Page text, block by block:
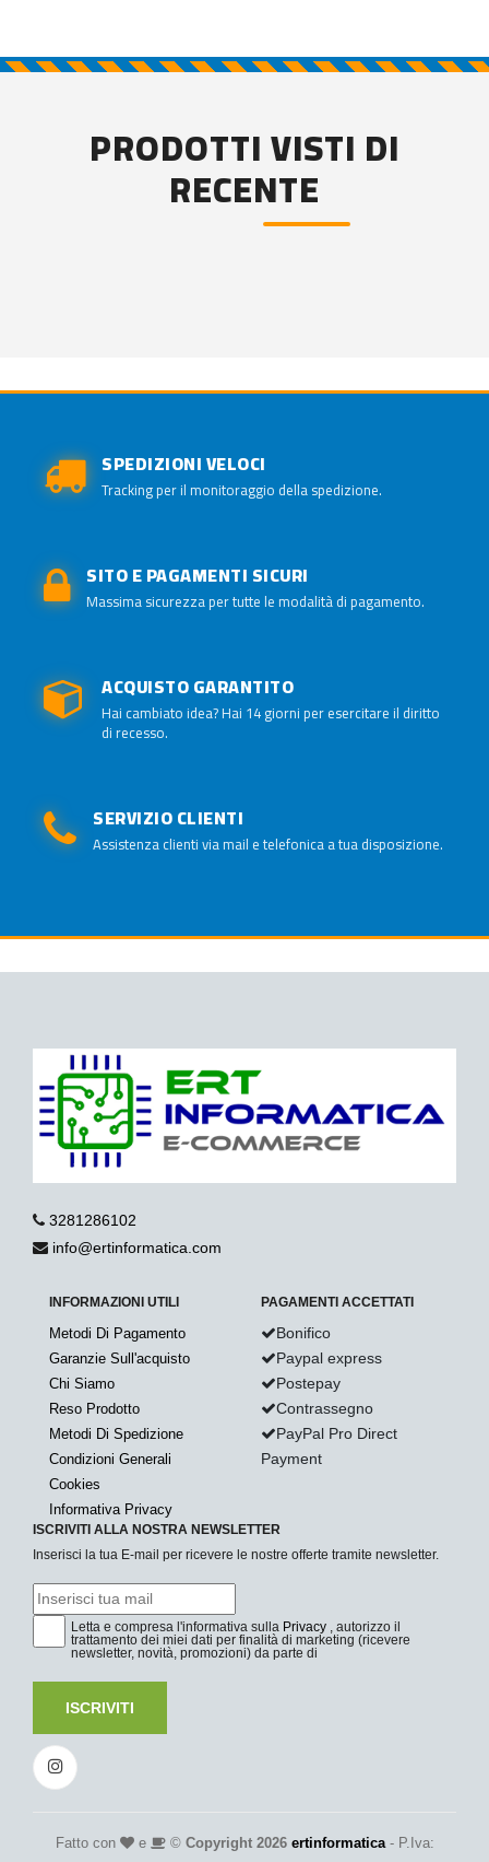
PRODOTTI VISTI DI
RECENTE
SPEDIZIONI VELOCI
Tracking per il monitoraggio della spedizione.
SITO E PAGAMENTI SICURI
Massima sicurezza per tutte le modalità di pagamento.
ACQUISTO GARANTITO
Hai cambiato idea? Hai 14 giorni per esercitare il diritto
di recesso.
SERVIZIO CLIENTI
Assistenza clienti via mail e telefonica a tua disposizione.
3281286102
info@ertinformatica.com
INFORMAZIONI UTILI
Metodi Di Pagamento
Garanzie Sull'acquisto
Chi Siamo
Reso Prodotto
Metodi Di Spedizione
Condizioni Generali
Cookies
Informativa Privacy
PAGAMENTI ACCETTATI
Bonifico
Paypal express
Postepay
Contrassegno
PayPal Pro Direct
Payment
ISCRIVITI ALLA NOSTRA NEWSLETTER
Inserisci la tua E-mail per ricevere le nostre offerte tramite newsletter.
Letta e compresa l'informativa sulla Privacy , autorizzo il
trattamento dei miei dati per finalità di marketing (ricevere
newsletter, novità, promozioni) da parte di
ISCRIVITI
Fatto con e © Copyright 2026 ertinformatica- P.Iva: